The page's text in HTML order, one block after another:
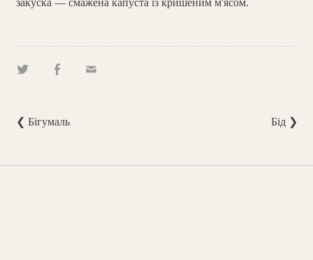
закуска — смажена капуста із кришеним м'ясом.
❮ Бігумаль Бід ❯